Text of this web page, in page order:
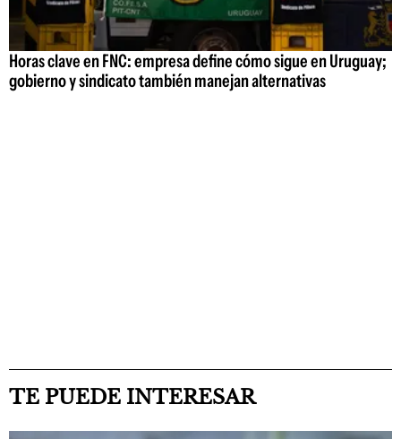
Horas clave en FNC: empresa define cómo sigue en Uruguay;
gobierno y sindicato también manejan alternativas
TE PUEDE INTERESAR